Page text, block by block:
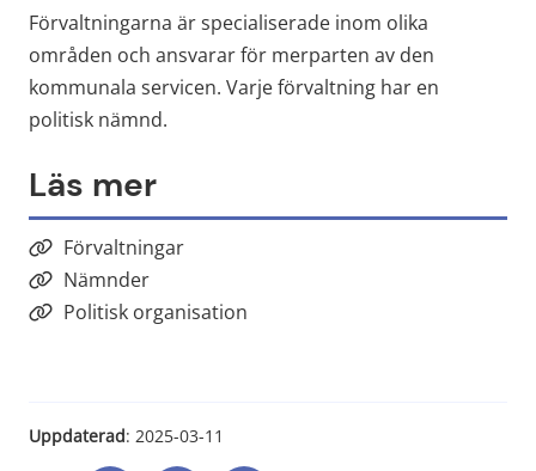
Förvaltningarna är specialiserade inom olika
områden och ansvarar för merparten av den
kommunala servicen. Varje förvaltning har en
politisk nämnd.
Läs mer
Förvaltningar
Nämnder
Politisk organisation
Uppdaterad: 2025-03-11